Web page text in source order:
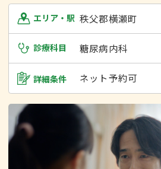
エリア・駅 秩父郡横瀬町
診療科目 糖尿病内科
詳細条件 ネット予約可